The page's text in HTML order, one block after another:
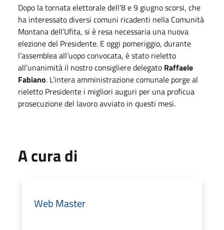
Dopo la tornata elettorale dell’8 e 9 giugno scorsi, che
ha interessato diversi comuni ricadenti nella Comunità
Montana dell’Ufita, si è resa necessaria una nuova
elezione del Presidente. E oggi pomeriggio, durante
l’assemblea all’uopo convocata, è stato rieletto
all’unanimità il nostro consigliere delegato Raffaele
Fabiano. L’intera amministrazione comunale porge al
rieletto Presidente i migliori auguri per una proficua
prosecuzione del lavoro avviato in questi mesi.
A cura di
Web Master